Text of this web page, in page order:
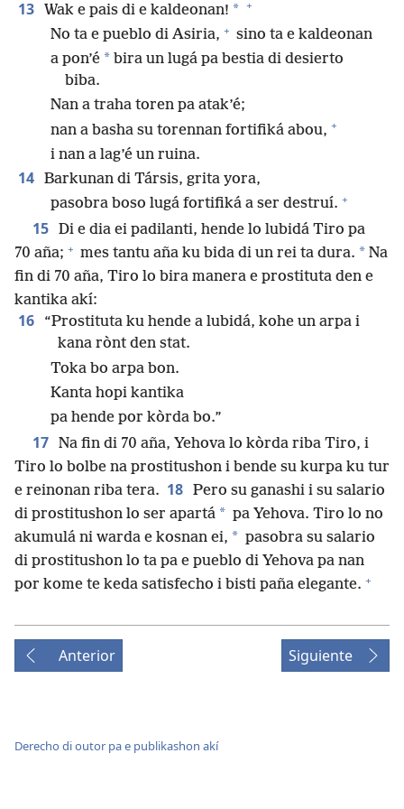
13 Wak e pais di e kaldeonan! * +
No ta e pueblo di Asiria, + sino ta e kaldeonan
a pon’é * bira un lugá pa bestia di desierto
biba.
Nan a traha toren pa atak’é;
nan a basha su torennan fortifiká abou, +
i nan a lag’é un ruina.
14 Barkunan di Társis, grita yora,
pasobra boso lugá fortifiká a ser destruí. +
15 Di e dia ei padilanti, hende lo lubidá Tiro pa
70 aña; + mes tantu aña ku bida di un rei ta dura. * Na
fin di 70 aña, Tiro lo bira manera e prostituta den e
kantika akí:
16
“Prostituta ku hende a lubidá, kohe un arpa i
kana rònt den stat.
Toka bo arpa bon.
Kanta hopi kantika
pa hende por kòrda bo.”
17 Na fin di 70 aña, Yehova lo kòrda riba Tiro, i
Tiro lo bolbe na prostitushon i bende su kurpa ku tur
e reinonan riba tera. 18 Pero su ganashi i su salario
di prostitushon lo ser apartá * pa Yehova. Tiro lo no
akumulá ni warda e kosnan ei, * pasobra su salario
di prostitushon lo ta pa e pueblo di Yehova pa nan
por kome te keda satisfecho i bisti paña elegante. +
Anterior Siguiente
Derecho di outor pa e publikashon akí